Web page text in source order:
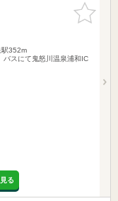
お気に入
りに追加
駅352m
バスにて鬼怒川温泉浦和IC
る